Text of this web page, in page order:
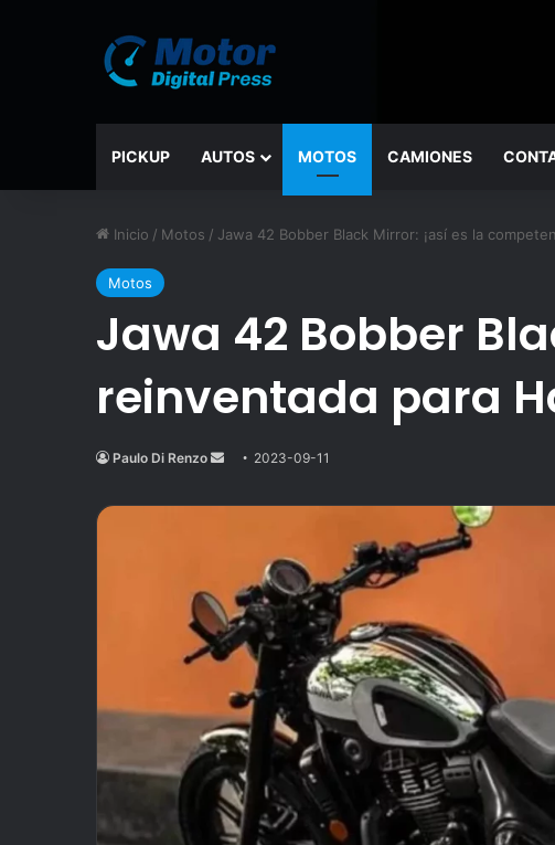
PICKUP AUTOS MOTOS CAMIONES
Inicio / Motos / Jawa 42 Bobber Black Mirror: ¡así es la
Motos
Jawa 42 Bobber
reinventada para
Paulo Di Renzo
Send
email
2023-09-11